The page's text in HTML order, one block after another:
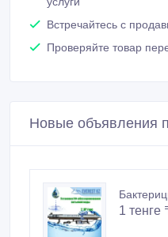
Встречайтесь с
Проверяйте товар
Новые объявления
1 тенге